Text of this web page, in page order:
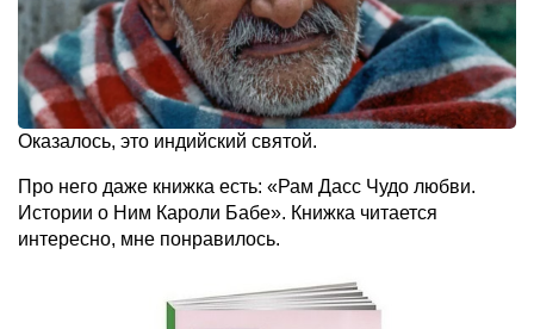
Оказалось, это индийский святой.
Про него даже книжка есть: «Рам Дасс Чудо любви.
Истории о Ним Кароли Бабе». Книжка читается
интересно, мне понравилось.